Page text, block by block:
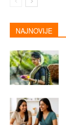
NAJNOVIJE